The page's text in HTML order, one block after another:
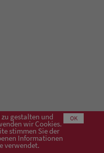
gestalten und
wir Cookies.
stimmen Sie der
Informationen
verwendet.
OK
Datenschutzerklärung